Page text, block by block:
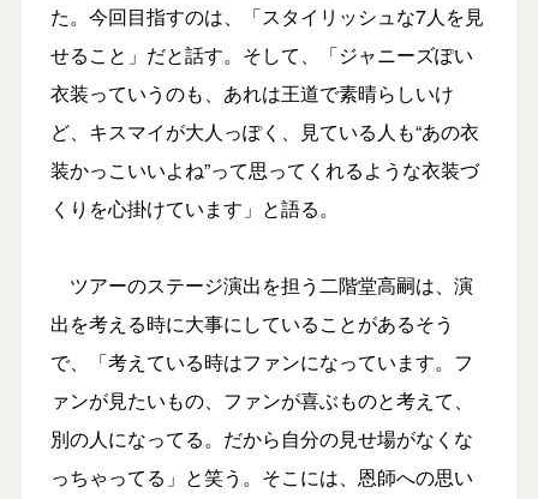
た。今回目指すのは、「スタイリッシュな7人を見
せること」だと話す。そして、「ジャニーズぽい
衣装っていうのも、あれは王道で素晴らしいけ
ど、キスマイが大人っぽく、見ている人も“あの衣
装かっこいいよね”って思ってくれるような衣装づ
くりを心掛けています」と語る。
ツアーのステージ演出を担う二階堂高嗣は、演
出を考える時に大事にしていることがあるそう
で、「考えている時はファンになっています。フ
ァンが見たいもの、ファンが喜ぶものと考えて、
別の人になってる。だから自分の見せ場がなくな
っちゃってる」と笑う。そこには、恩師への思い